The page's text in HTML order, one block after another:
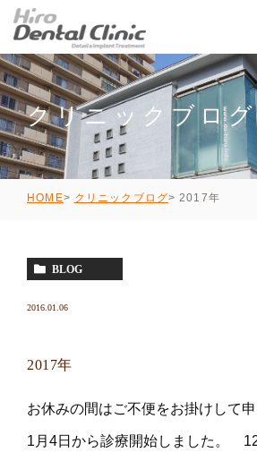
クリニックブログ
HOME クリニックブログ 2017年
BLOG
2016.01.06
2017年
お休みの間はご不便をお掛けして
1月4日から診療開始しました。